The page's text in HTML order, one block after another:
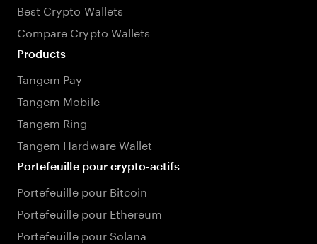
Best Crypto Wallets
Compare Crypto Wallets
Products
Tangem Pay
Tangem Mobile
Tangem Ring
Tangem Hardware Wallet
Portefeuille pour crypto-actifs
Portefeuille pour Bitcoin
Portefeuille pour Ethereum
Portefeuille pour Solana